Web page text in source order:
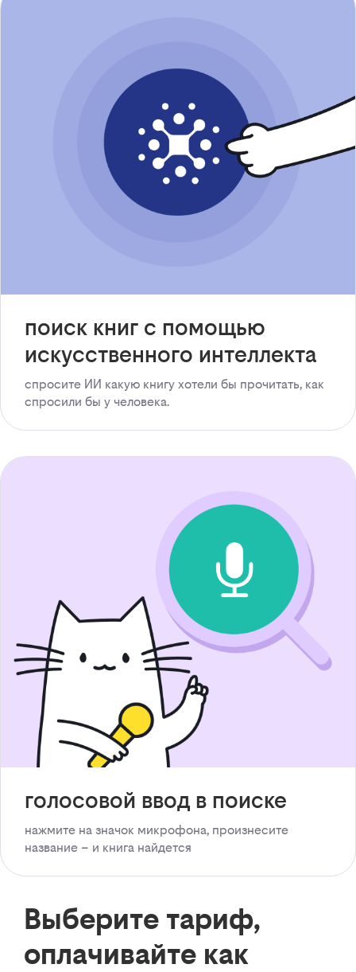
поиск книг с помощью
искусственного интеллекта
спросите ИИ какую книгу хотели бы прочитать, как
спросили бы у человека.
голосовой ввод в поиске
нажмите на значок микрофона, произнесите
название – и книга найдется
Выберите тариф,
оплачивайте как